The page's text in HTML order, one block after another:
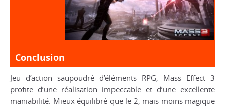
Conclusion
Jeu d’action saupoudré d’éléments RPG, Mass Effect 3
profite d’une réalisation impeccable et d’une excellente
maniabilité. Mieux équilibré que le 2, mais moins magique